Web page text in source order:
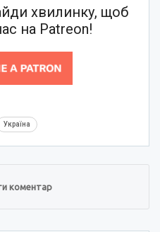
хвилинку, щоб
на Patreon!
Україна
коментар